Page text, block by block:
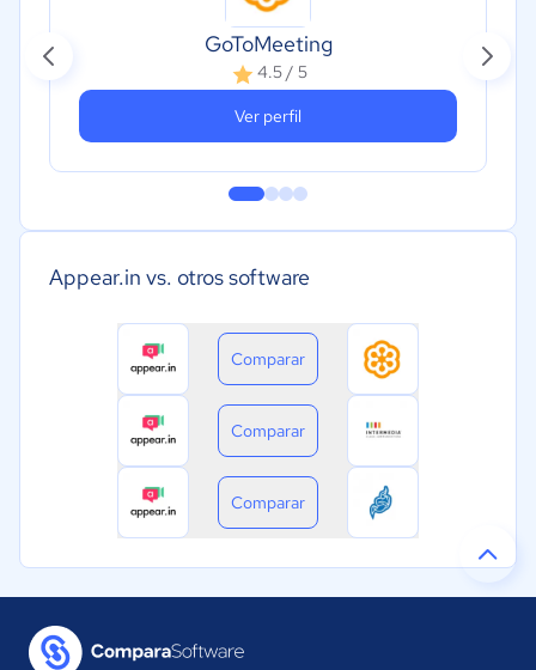
GoToMeeting
4.5 / 5
Ver perfil
Appear.in vs. otros software
Comparar
Comparar
Comparar